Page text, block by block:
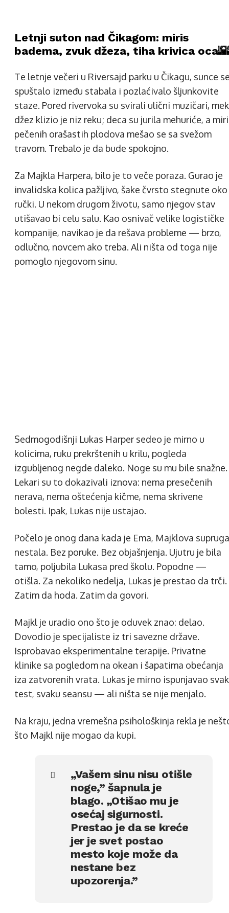
Letnji suton nad Čikagom: miris
badema, zvuk džeza, tiha krivica oca🌇
Te letnje večeri u Riversajd parku u Čikagu, sunce
spuštalo između stabala i pozlaćivalo šljunkovite
staze. Pored rivervoka su svirali ulični muzičari,
džez klizio je niz reku; deca su jurila mehuriće, a
pečenih orašastih plodova mešao se sa svežom
travom. Trebalo je da bude spokojno.
Za Majkla Harpera, bilo je to veče poraza. Gurao je
invalidska kolica pažljivo, šake čvrsto stegnute oko
ručki. U nekom drugom životu, samo njegov stav
utišavao bi celu salu. Kao osnivač velike logističke
kompanije, navikao je da rešava probleme — brzo,
odlučno, novcem ako treba. Ali ništa od toga nije
pomoglo njegovom sinu.
Sedmogodišnji Lukas Harper sedeo je mirno u
kolicima, ruku prekrštenih u krilu, pogleda
izgubljenog negde daleko. Noge su mu bile snažne.
Lekari su to dokazivali iznova: nema presečenih
nerava, nema oštećenja kičme, nema skrivene
bolesti. Ipak, Lukas nije ustajao.
Počelo je onog dana kada je Ema, Majklova
nestala. Bez poruke. Bez objašnjenja. Ujutru je bila
tamo, poljubila Lukasa pred školu. Popodne —
otišla. Za nekoliko nedelja, Lukas je prestao da trči.
Zatim da hoda. Zatim da govori.
Majkl je uradio ono što je oduvek znao: delao.
Dovodio je specijaliste iz tri savezne države.
Isprobavao eksperimentalne terapije. Privatne
klinike sa pogledom na okean i šapatima obećanja
iza zatvorenih vrata. Lukas je mirno ispunjavao
test, svaku seansu — ali ništa se nije menjalo.
Na kraju, jedna vremešna psihološkinja rekla je
što Majkl nije mogao da kupi.
„Vašem sinu nisu otišle
noge,” šapnula je
blago. „Otišao mu je
osećaj sigurnosti.
Prestao je da se kreće
jer je svet postao
mesto koje može da
nestane bez
upozorenja.”